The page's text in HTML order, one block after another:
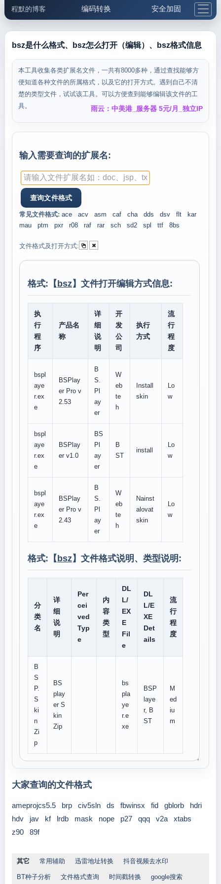
程默的博客 编码转换 安全加固
邮件工具 生活便民 更多工具
5.1支付宝大红包
bsz是什么格式、bsz怎么打开（编辑）、bsz格式信息
本工具收集各类扩展名文件，一共有8000多种，通过查找能够方
便知道各种文件的所属格式，以及它的打开方式。遇到自己不清
楚的类型文件，试试该工具。可以方便查到能够编辑该文件的工
具。
雨云：中美港_服务器 5元/月_独立IP
输入需要查询的扩展名:
常见文件格式: ace acv asm caf cha dds dsv flt
kar
mau
ptm pxr r08 raf rar sch sd2 spl ttf 8bs
文件格式及打开方式:
格式:【 bsz】文件打开编辑方式信息:
执
行
程
序
产品名
称
详
细
说
明
开
发
公
司
执行
方式
流
行
程
度
bspl
aye
r.ex
e
BSPlay
er Pro v
2.53
B
S.
Pl
ay
er
W
eb
te
h
Install
skin
Lo
w
bspl
aye
r.ex
e
BSPlay
er v1.0
BS
Pl
ay
er
B
ST
install
Lo
w
bspl
aye
r.ex
e
BSPlay
er Pro v
2.43
B
S.
Pl
ay
er
W
eb
te
h
Nainst
alovat
skin
Lo
w
格式:【 bsz】文件格式说明、类型说明:
分
类
名
详
细
说
明
Per
cei
ved
Typ
e
内
容
类
型
DL
L/
EX
E
Fil
e
DL
L/E
XE
Det
ails
流
行
程
度
B
S
P.
S
ki
n
Zi
p
BS
play
er S
kin
Zip
bs
pla
ye
r.e
xe
BSP
laye
r, B
ST
M
ed
iu
m
大家查询的文件格式
ameprojcs5.5 brp civ5sln ds fbwinsx fid gblorb
hdri
hdv
jav kf lrdb mask nope p27 qqq v2a
xtabs
z90
89f
其它 常用辅助 迅雷地址转换 抖音视频去水印
BT种子分析 文件格式查询 时间戳转换 google搜索